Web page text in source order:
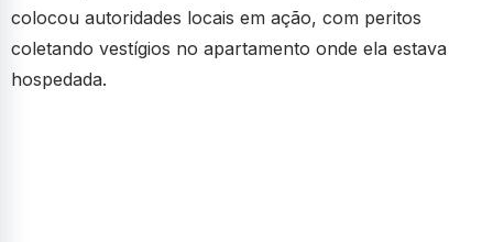
colocou autoridades locais em ação, com peritos
coletando vestígios no apartamento onde ela estava
hospedada.